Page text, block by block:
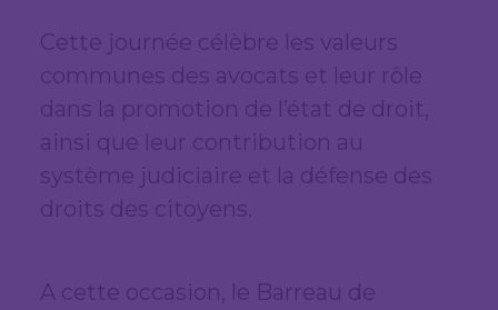
Cette journée célèbre les valeurs
communes des avocats et leur rôle
dans la promotion de l’état de droit,
ainsi que leur contribution au
système judiciaire et la défense des
droits des citoyens.
A cette occasion, le Barreau de